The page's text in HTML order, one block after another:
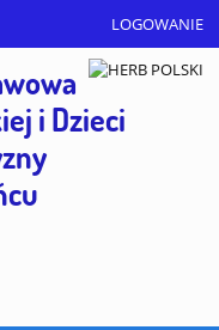
LOGOWANIE
i Dzieci